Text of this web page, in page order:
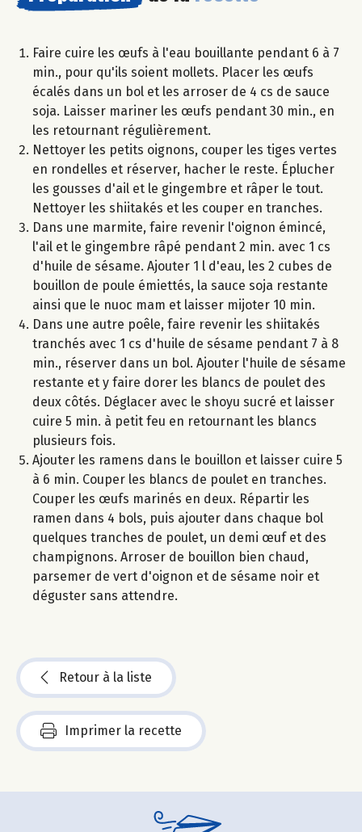
Faire cuire les œufs à l'eau bouillante pendant 6 à 7
min., pour qu'ils soient mollets. Placer les œufs
écalés dans un bol et les arroser de 4 cs de sauce
soja. Laisser mariner les œufs pendant 30 min., en
les retournant régulièrement.
Nettoyer les petits oignons, couper les tiges vertes
en rondelles et réserver, hacher le reste. Éplucher
les gousses d'ail et le gingembre et râper le tout.
Nettoyer les shiitakés et les couper en tranches.
Dans une marmite, faire revenir l'oignon émincé,
l'ail et le gingembre râpé pendant 2 min. avec 1 cs
d'huile de sésame. Ajouter 1 l d'eau, les 2 cubes de
bouillon de poule émiettés, la sauce soja restante
ainsi que le nuoc mam et laisser mijoter 10 min.
Dans une autre poêle, faire revenir les shiitakés
tranchés avec 1 cs d'huile de sésame pendant 7 à 8
min., réserver dans un bol. Ajouter l'huile de sésame
restante et y faire dorer les blancs de poulet des
deux côtés. Déglacer avec le shoyu sucré et laisser
cuire 5 min. à petit feu en retournant les blancs
plusieurs fois.
Ajouter les ramens dans le bouillon et laisser cuire 5
à 6 min. Couper les blancs de poulet en tranches.
Couper les œufs marinés en deux. Répartir les
ramen dans 4 bols, puis ajouter dans chaque bol
quelques tranches de poulet, un demi œuf et des
champignons. Arroser de bouillon bien chaud,
parsemer de vert d'oignon et de sésame noir et
déguster sans attendre.
Retour à la liste
Imprimer la recette